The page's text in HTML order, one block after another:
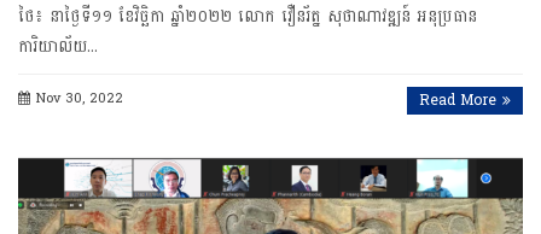
ថៃ​៖ នា​ថ្ងៃទី១១​ ខែវិច្ឆិកា​ ឆ្នាំ២០២២​ លោក​ ​វឿនរ័ត្ន សុថាណាវឌ្ឍន៍​ អនុប្រធាន
ការិយាល័យ…
Nov 30, 2022 Read More